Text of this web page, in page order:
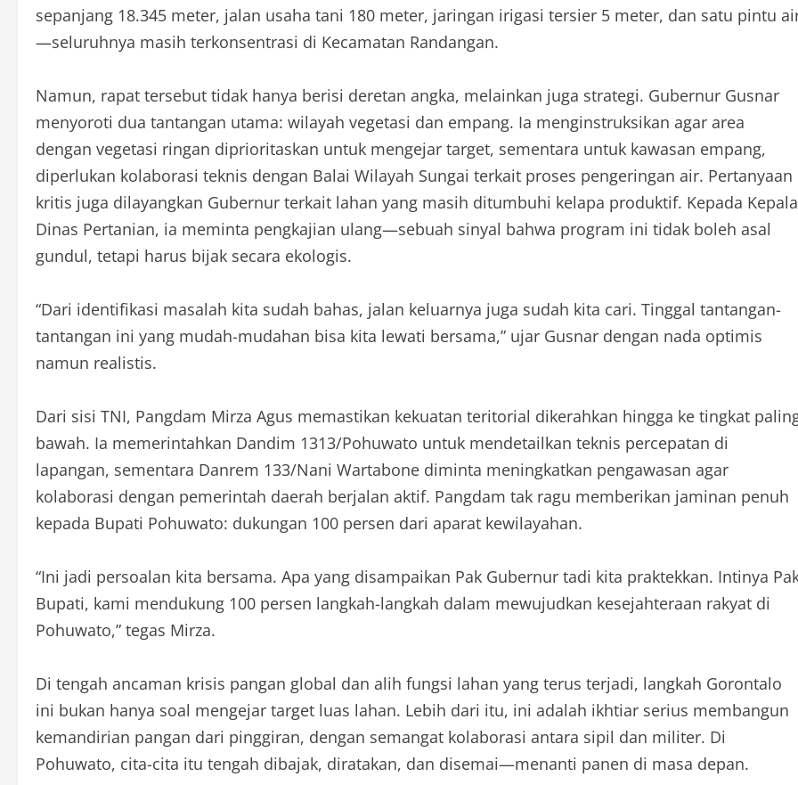
sepanjang 18.345 meter, jalan usaha tani 180 meter, jaringan irigasi tersier 5 meter, dan satu pintu
—seluruhnya masih terkonsentrasi di Kecamatan Randangan.
Namun, rapat tersebut tidak hanya berisi deretan angka, melainkan juga strategi. Gubernur Gusnar
menyoroti dua tantangan utama: wilayah vegetasi dan empang. Ia menginstruksikan agar area
dengan vegetasi ringan diprioritaskan untuk mengejar target, sementara untuk kawasan empang,
diperlukan kolaborasi teknis dengan Balai Wilayah Sungai terkait proses pengeringan air. Pertanyaan
kritis juga dilayangkan Gubernur terkait lahan yang masih ditumbuhi kelapa produktif. Kepada Kepala
Dinas Pertanian, ia meminta pengkajian ulang—sebuah sinyal bahwa program ini tidak boleh asal
gundul, tetapi harus bijak secara ekologis.
“Dari identifikasi masalah kita sudah bahas, jalan keluarnya juga sudah kita cari. Tinggal tantangan-
tantangan ini yang mudah-mudahan bisa kita lewati bersama,” ujar Gusnar dengan nada optimis
namun realistis.
Dari sisi TNI, Pangdam Mirza Agus memastikan kekuatan teritorial dikerahkan hingga ke tingkat
bawah. Ia memerintahkan Dandim 1313/Pohuwato untuk mendetailkan teknis percepatan di
lapangan, sementara Danrem 133/Nani Wartabone diminta meningkatkan pengawasan agar
kolaborasi dengan pemerintah daerah berjalan aktif. Pangdam tak ragu memberikan jaminan penuh
kepada Bupati Pohuwato: dukungan 100 persen dari aparat kewilayahan.
“Ini jadi persoalan kita bersama. Apa yang disampaikan Pak Gubernur tadi kita praktekkan. Intinya
Bupati, kami mendukung 100 persen langkah-langkah dalam mewujudkan kesejahteraan rakyat di
Pohuwato,” tegas Mirza.
Di tengah ancaman krisis pangan global dan alih fungsi lahan yang terus terjadi, langkah Gorontalo
ini bukan hanya soal mengejar target luas lahan. Lebih dari itu, ini adalah ikhtiar serius membangun
kemandirian pangan dari pinggiran, dengan semangat kolaborasi antara sipil dan militer. Di
Pohuwato, cita-cita itu tengah dibajak, diratakan, dan disemai—menanti panen di masa depan.